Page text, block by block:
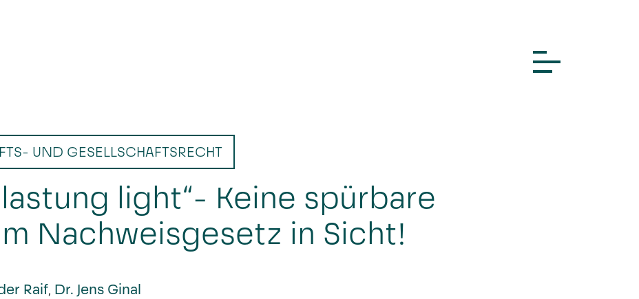
UND GESELLSCHAFTSRECHT
light“- Keine spürbare
Nachweisgesetz in Sicht!
Raif, Dr. Jens Ginal